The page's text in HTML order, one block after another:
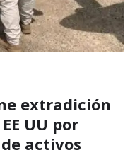
extradición
UU por
activos